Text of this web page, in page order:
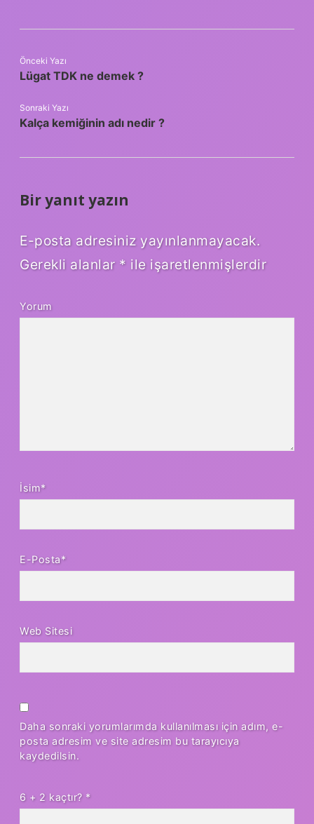
Önceki Yazı
Lügat TDK ne demek ?
Sonraki Yazı
Kalça kemiğinin adı nedir ?
Bir yanıt yazın
E-posta adresiniz yayınlanmayacak.
Gerekli alanlar * ile işaretlenmişlerdir
Yorum
İsim*
E-Posta*
Web Sitesi
Daha sonraki yorumlarımda kullanılması için adım, e-
posta adresim ve site adresim bu tarayıcıya
kaydedilsin.
6 + 2 kaçtır? *